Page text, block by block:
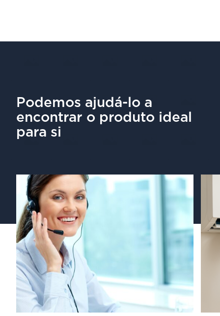
Podemos ajudá-lo a
encontrar o produto ideal
para si